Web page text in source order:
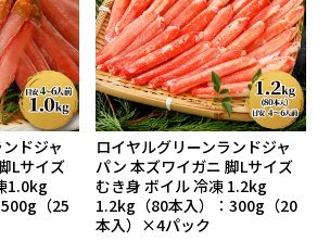
ドジャ
Lサイズ
1.0kg
（25
ロイヤルグリーンランドジャ
パン 本ズワイガニ 脚Lサイズ
むき身 ボイル 冷凍 1.2kg
1.2kg（80本入）：300g（20
本入）×4パック